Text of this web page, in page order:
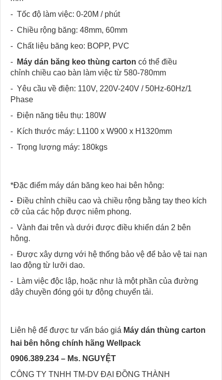
- Tốc độ làm việc: 0-20M / phút
- Chiều rộng băng: 48mm, 60mm
- Chất liệu băng keo: BOPP, PVC
-
Máy dán băng keo thùng carton có thể điều
chỉnh chiều cao bàn làm việc từ 580-780mm
- Yêu cầu về điện: 110V, 220V-240V / 50Hz-60Hz/1
Phase
- Điện năng tiêu thụ: 180W
- Kích thước máy: L1100 x W900 x H1320mm
- Trọng lượng máy: 180kgs
*Đặc điểm máy dán băng keo hai bên hông:
- Điều chỉnh chiều cao và chiều rộng bằng tay theo kích
cỡ của các hộp được niêm phong.
- Vành đai trên và dưới được điều khiển dán 2 bên
hông.
- Được xây dựng với hệ thống bảo vệ để bảo vệ tai nạn
lao động từ lưỡi dao.
- Làm việc độc lập, hoặc như là một phần của đường
dây chuyền đóng gói tự động chuyển tải.
Liên hệ để được tư vấn báo giá Máy dán thùng carton
hai bên hông chính hãng Wellpack
0906.389.234 – Ms. NGUYỆT
CÔNG TY TNHH TM-DV ĐẠI ĐỒNG THÀNH